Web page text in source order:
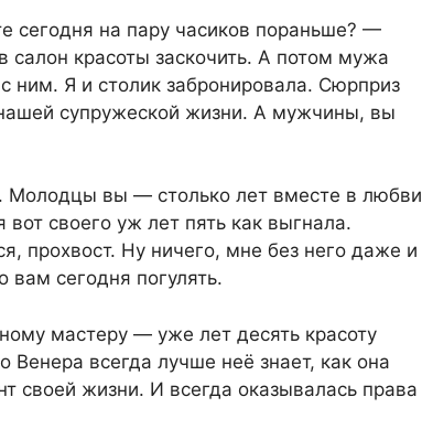
сегодня на пару часиков пораньше? —
красоты заскочить. А потом мужа
ним. Я и столик забронировала. Сюрприз
супружеской жизни. А мужчины, вы
вы — столько лет вместе в любви
своего уж лет пять как выгнала.
прохвост. Ну ничего, мне без него даже и
сегодня погулять.
мастеру — уже лет десять красоту
Венера всегда лучше неё знает, как она
своей жизни. И всегда оказывалась права